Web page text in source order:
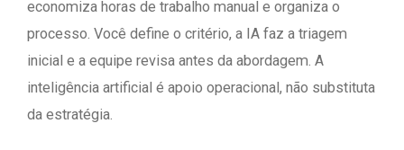
economiza horas de trabalho manual e organiza o
processo. Você define o critério, a IA faz a triagem
inicial e a equipe revisa antes da abordagem. A
inteligência artificial é apoio operacional, não substituta
da estratégia.